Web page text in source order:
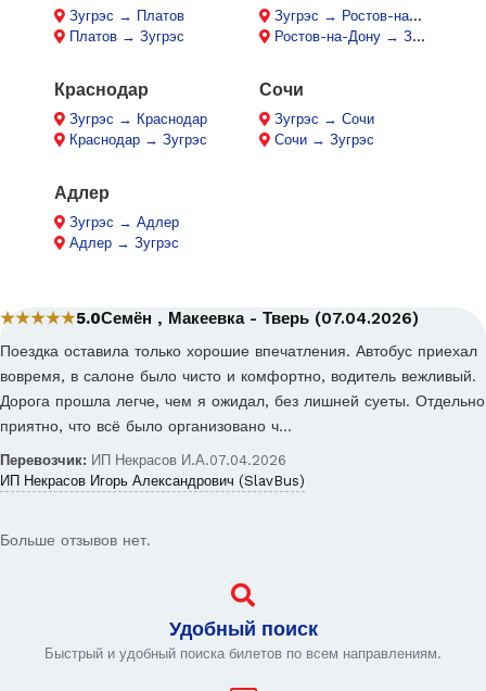
Зугрэс → Платов
Платов → Зугрэс
Зугрэс → Ростов-на-Дону
Ростов-на-Дону → Зугрэс
Краснодар
Зугрэс → Краснодар
Краснодар → Зугрэс
Сочи
Зугрэс → Сочи
Сочи → Зугрэс
Адлер
Зугрэс → Адлер
Адлер → Зугрэс
★★★★★5.0Семён , Макеевка - Тверь (07.04.2026)
Поездка оставила только хорошие впечатления. Автобус приехал
вовремя, в салоне было чисто и комфортно, водитель вежливый.
Дорога прошла легче, чем я ожидал, без лишней суеты. Отдельно
приятно, что всё было организовано ч…
Перевозчик: ИП Некрасов И.А.07.04.2026
ИП Некрасов Игорь Александрович (SlavBus)
Больше отзывов нет.
Удобный поиск
Быстрый и удобный поиска билетов по всем направлениям.